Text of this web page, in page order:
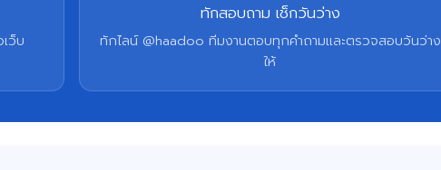
ว็บ
ทักสอบถาม เช็กวันว่าง
ทักไลน์ @haadoo ทีมงานตอบทุกคำถามและตรวจสอบวันว่าง
ให้